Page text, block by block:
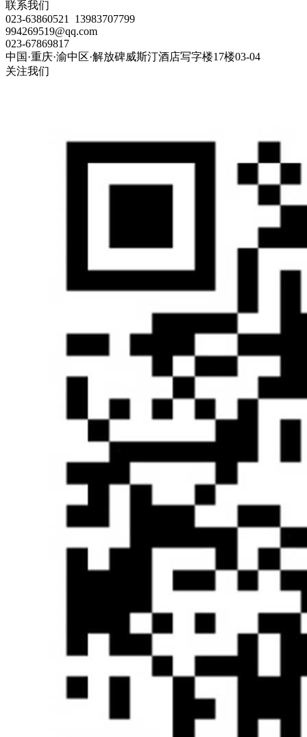
联系我们
023-63860521 13983707799
994269519@qq.com
023-67869817
中国·重庆·渝中区·解放碑威斯汀酒店写字楼17楼03-04
关注我们